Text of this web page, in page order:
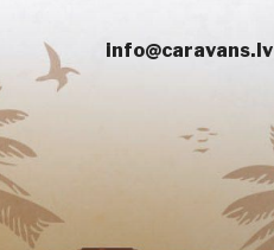
info@caravans.lv